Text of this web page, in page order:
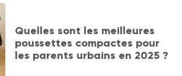
Quelles sont les meilleures
poussettes compactes pour
les parents urbains en 2025 ?